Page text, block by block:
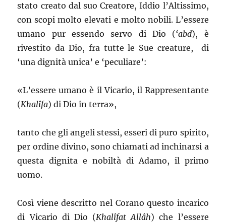
stato creato dal suo Creatore, Iddio l’Altissimo,
con scopi molto elevati e molto nobili. L’essere
umano pur essendo servo di Dio (‘abd), è
rivestito da Dio, fra tutte le Sue creature, di
‘una dignità unica’ e ‘peculiare’:
«L’essere umano è il Vicario, il Rappresentante
(Khalîfa) di Dio in terra»,
tanto che gli angeli stessi, esseri di puro spirito,
per ordine divino, sono chiamati ad inchinarsi a
questa dignita e nobiltà di Adamo, il primo
uomo.
Così viene descritto nel Corano questo incarico
di Vicario di Dio (Khalîfat Allâh) che l’essere